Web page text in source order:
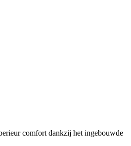
comfort dankzij het ingebouwde